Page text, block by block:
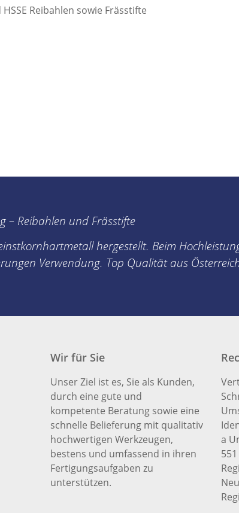
Reibahlen sowie Frässtifte
– Reibahlen und Frässtifte
hergestellt. Beim
Verwendung. Top Qualität aus
Wir für Sie
Unser Ziel ist es, Sie als Kunden,
durch eine gute und
kompetente Beratung sowie eine
schnelle Belieferung mit qualitativ
hochwertigen Werkzeugen,
bestens und umfassend in ihren
Fertigungsaufgaben zu
unterstützen.
a
551